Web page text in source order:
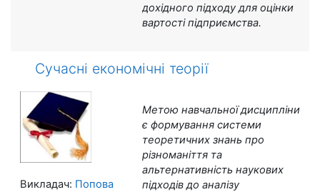
дохідного підходу для оцінки
вартості підприємства.
Сучасні економічні теорії
Метою навчальної дисципліни
є формування системи
теоретичних знань про
різноманіття та
альтернативність наукових
підходів до аналізу
Викладач: Попова